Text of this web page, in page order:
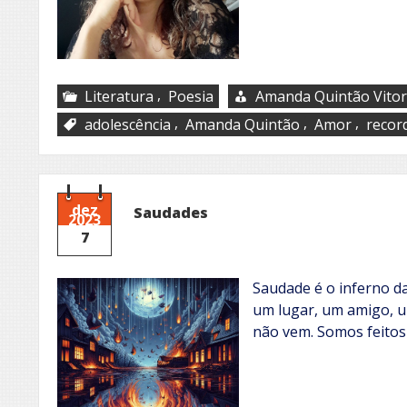
Literatura , Poesia
Amanda Quintão
adolescência , Amanda Quintão , Amor ,
dez
2023
7
Saudades
Saudade é o inferno
um lugar, um amigo,
não vem. Somos